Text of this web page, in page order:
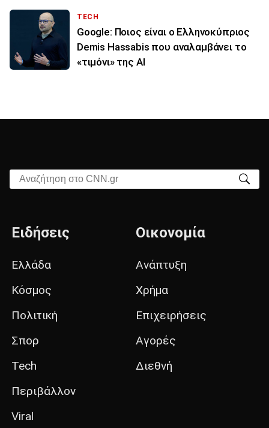
TECH
Google: Ποιος είναι ο Ελληνοκύπριος
Demis Hassabis που αναλαμβάνει το
«τιμόνι» της ΑΙ
Αναζήτηση στο CNN.gr
Ειδήσεις
Ελλάδα
Κόσμος
Πολιτική
Σπορ
Tech
Περιβάλλον
Viral
Οικονομία
Ανάπτυξη
Χρήμα
Επιχειρήσεις
Αγορές
Διεθνή